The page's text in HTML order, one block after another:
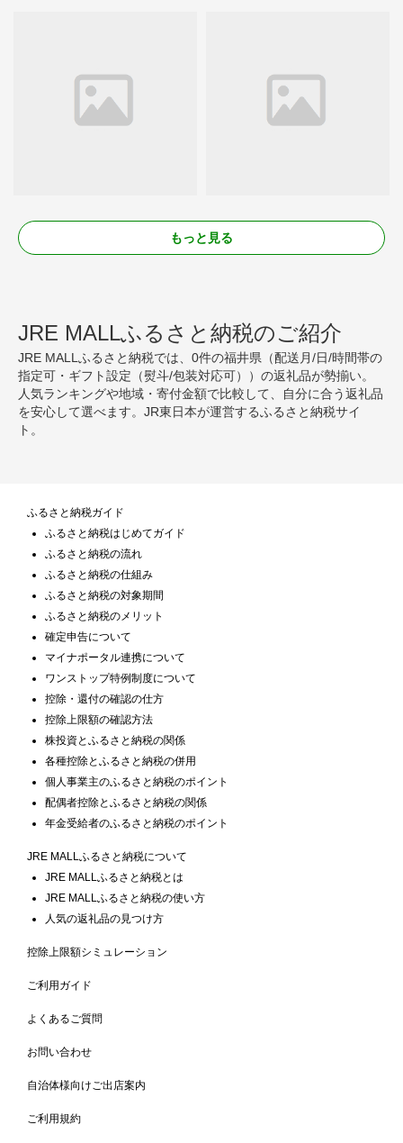
もっと見る
JRE MALLふるさと納税のご紹介
JRE MALLふるさと納税では、0件の福井県（配送月/日/時間帯の
指定可・ギフト設定（熨斗/包装対応可））の返礼品が勢揃い。
人気ランキングや地域・寄付金額で比較して、自分に合う返礼品
を安心して選べます。JR東日本が運営するふるさと納税サイ
ト。
ふるさと納税ガイド
ふるさと納税はじめてガイド
ふるさと納税の流れ
ふるさと納税の仕組み
ふるさと納税の対象期間
ふるさと納税のメリット
確定申告について
マイナポータル連携について
ワンストップ特例制度について
控除・還付の確認の仕方
控除上限額の確認方法
株投資とふるさと納税の関係
各種控除とふるさと納税の併用
個人事業主のふるさと納税のポイント
配偶者控除とふるさと納税の関係
年金受給者のふるさと納税のポイント
JRE MALLふるさと納税について
JRE MALLふるさと納税とは
JRE MALLふるさと納税の使い方
人気の返礼品の見つけ方
控除上限額シミュレーション
ご利用ガイド
よくあるご質問
お問い合わせ
自治体様向けご出店案内
ご利用規約